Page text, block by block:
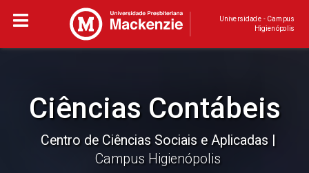
Universidade - Campus
Higienópolis
Ciências Contábeis
Centro de Ciências Sociais e Aplicadas
Campus Higienópolis